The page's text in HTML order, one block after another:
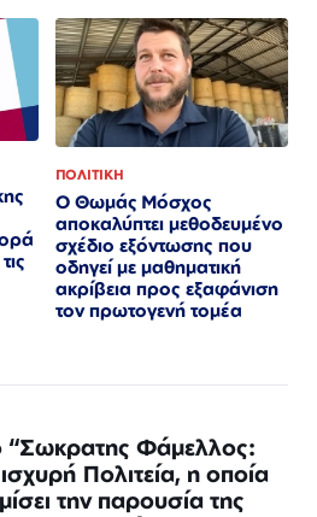
ΠΟΛΙΤΙΚΗ
Ο Θωμάς Μόσχος
αποκαλύπτει μεθοδευμένο
σχέδιο εξόντωσης που
οδηγεί με μαθηματική
ακρίβεια προς εξαφάνιση
τον πρωτογενή τομέα
“Σωκρατης Φάμελλος:
Πολιτεία, η οποία
την παρουσία της